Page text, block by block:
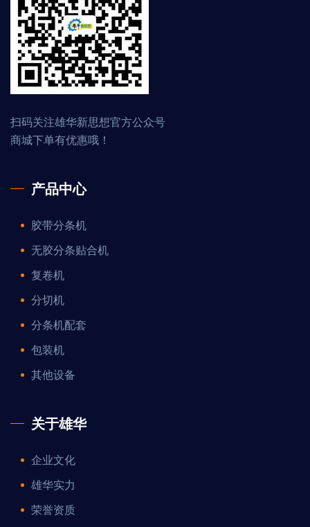
扫码关注雄华新思想官方公众号
商城下单有优惠哦！
产品中心
胶带分条机
无胶分条贴合机
复卷机
分切机
分条机配套
包装机
其他设备
关于雄华
企业文化
雄华实力
荣誉资质